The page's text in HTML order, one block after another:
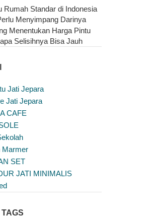
Rumah Standar di Indonesia
Menyimpang Darinya
Menentukan Harga Pintu
Selisihnya Bisa Jauh
Jati Jepara
Jati Jepara
CAFE
Marmer
SET
JATI MINIMALIS